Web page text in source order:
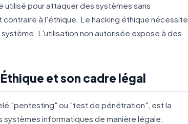
utilisé pour attaquer des systèmes sans
à l'éthique. Le hacking éthique nécessite
L'utilisation non autorisée expose à des
et son cadre légal
"pentesting" ou "test de pénétration", est la
informatiques de manière légale,